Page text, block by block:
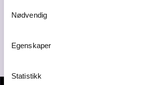
Nødvendig
Egenskaper
Statistikk